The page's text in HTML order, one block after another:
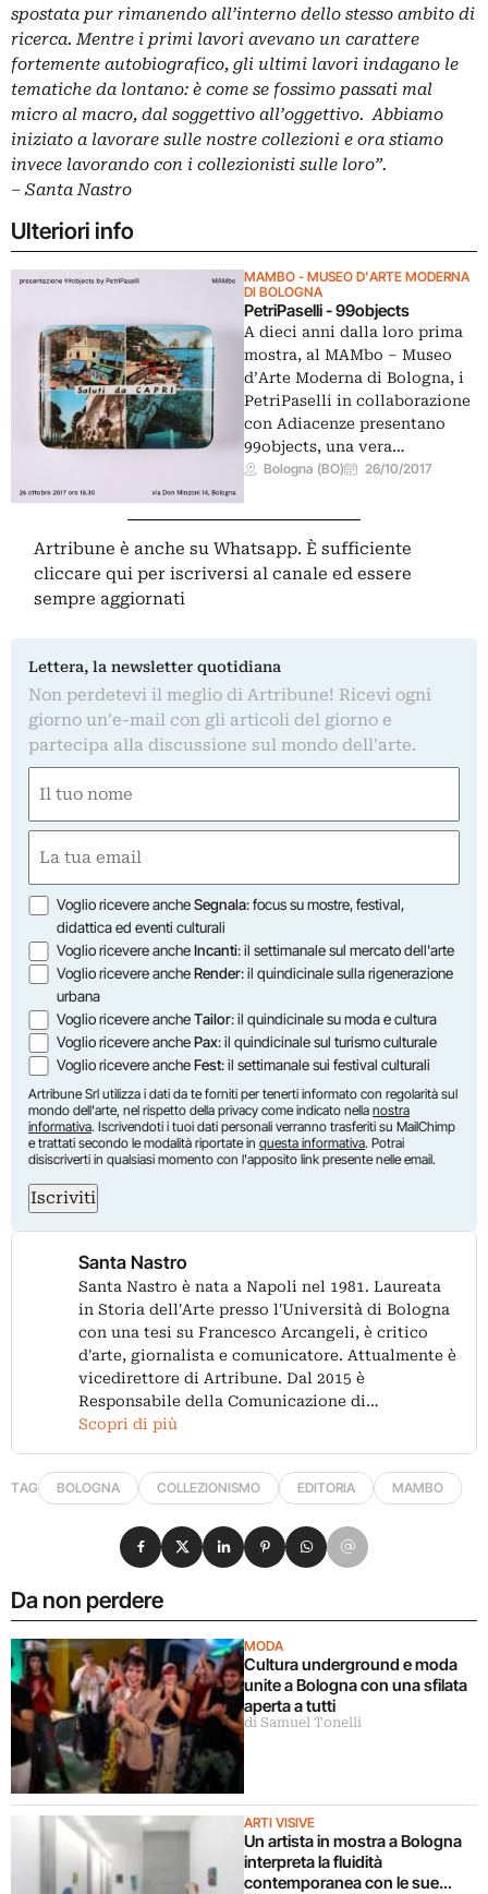
spostata pur rimanendo all’interno dello stesso ambito di
ricerca. Mentre i primi lavori avevano un carattere
fortemente autobiografico, gli ultimi lavori indagano le
tematiche da lontano: è come se fossimo passati mal
micro al macro, dal soggettivo all’oggettivo. Abbiamo
iniziato a lavorare sulle nostre collezioni e ora stiamo
invece lavorando con i collezionisti sulle loro”.
– Santa Nastro
Ulteriori info
MAMBO - MUSEO D'ARTE MODERNA
DI BOLOGNA
PetriPaselli - 99objects
A dieci anni dalla loro prima
mostra, al MAMbo – Museo
d’Arte Moderna di Bologna, i
PetriPaselli in collaborazione
con Adiacenze presentano
99objects, una vera…
Bologna (BO) 26/10/2017
Artribune è anche su Whatsapp. È sufficiente
cliccare qui per iscriversi al canale ed essere
sempre aggiornati
Lettera, la newsletter quotidiana
Non perdetevi il meglio di Artribune! Ricevi ogni
giorno un'e-mail con gli articoli del giorno e
partecipa alla discussione sul mondo dell'arte.
(Obbligatorio)
Nome
(Obbligatorio)
Opzioni
Voglio ricevere ancheSegnala: focus su mostre, festival,
didattica ed eventi culturali
Voglio ricevere ancheIncanti: il settimanale sul mercato dell'arte
Voglio ricevere ancheRender: il quindicinale sulla rigenerazione
urbana
Voglio ricevere ancheTailor: il quindicinale su moda e cultura
Voglio ricevere anchePax: il quindicinale sul turismo culturale
Voglio ricevere ancheFest: il settimanale sui festival culturali
Artribune Srl utilizza i dati da te forniti per tenerti informato con regolarità sul
mondo dell'arte, nel rispetto della privacy come indicato nella nostra
informativa. Iscrivendoti i tuoi dati personali verranno trasferiti su MailChimp
e trattati secondo le modalità riportate in questa informativa. Potrai
disiscriverti in qualsiasi momento con l'apposito link presente nelle email.
Iscriviti
Santa Nastro
Santa Nastro è nata a Napoli nel 1981. Laureata
in Storia dell'Arte presso l'Università di Bologna
con una tesi su Francesco Arcangeli, è critico
d'arte, giornalista e comunicatore. Attualmente è
vicedirettore di Artribune. Dal 2015 è
Responsabile della Comunicazione di…
Scopri di più
TAG BOLOGNA COLLEZIONISMO EDITORIA MAMBO
Da non perdere
MODA
Cultura underground e moda
unite a Bologna con una sfilata
aperta a tutti
di Samuel Tonelli
ARTI VISIVE
Un artista in mostra a Bologna
interpreta la fluidità
contemporanea con le sue
Condividi su Facebook
Condividi su X
Condividi su LinkedIn
Condividi su Pinterest
Condividi su WhatsApp
Condividi su Email